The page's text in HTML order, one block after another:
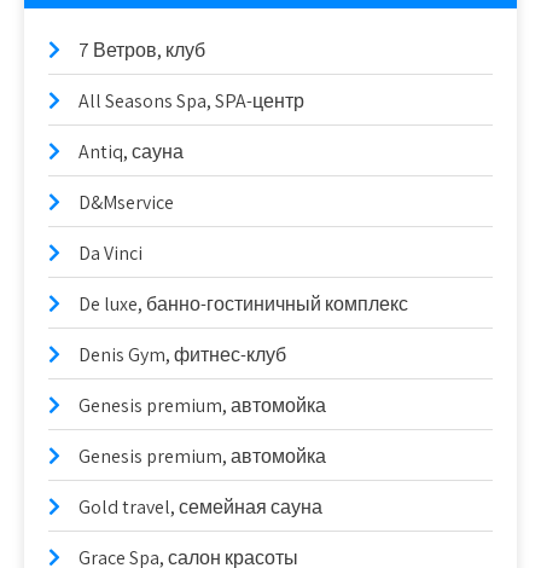
7 Ветров, клуб
All Seasons Spa, SPA-центр
Antiq, сауна
D&Mservice
Da Vinci
De luxe, банно-гостиничный комплекс
Denis Gym, фитнес-клуб
Genesis premium, автомойка
Genesis premium, автомойка
Gold travel, семейная сауна
Grace Spa, салон красоты